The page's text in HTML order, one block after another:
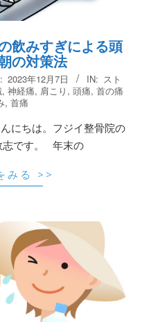
飲みすぎによる頭
の対策法
2023年12月7日 IN: スト
, 神経痛, 肩こり , 頭痛, 首の痛
, 首痛
にちは。フジイ整骨院の
志です。 年末の
みる >>